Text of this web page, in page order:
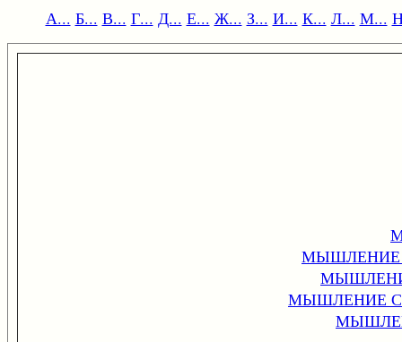
А... Б... В... Г... Д... Е... Ж... З... И... К... Л... М...
МЫШЛЕНИЕ
МЫШЛЕНИЕ